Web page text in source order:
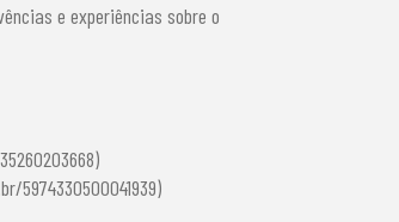
e experiências sobre o
5974330500041939)